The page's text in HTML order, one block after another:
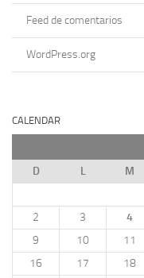
Feed de comentarios
WordPress.org
CALENDAR
D
L M
2
3 4
9
10 11
16
17 18